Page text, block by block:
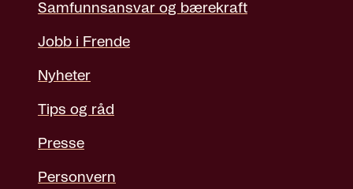
Samfunnsansvar og bærekraft
Jobb i Frende
Nyheter
Tips og råd
Presse
Personvern